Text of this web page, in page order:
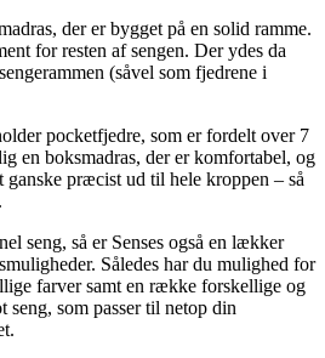
der er bygget på en solid ramme.
for resten af sengen. Der ydes da
(såvel som fjedrene i
pocketfjedre, som er fordelt over 7
en boksmadras, der er komfortabel, og
præcist ud til hele kroppen – så
seng, så er Senses også en lækker
Således har du mulighed for
farver samt en række forskellige og
som passer til netop din